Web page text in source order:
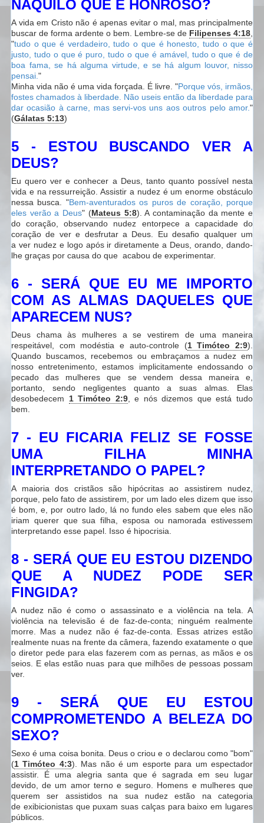
NAQUILO QUE É HONROSO?
A vida em Cristo não é apenas evitar o mal, mas principalmente
buscar de forma ardente o bem. Lembre-se de Filipenses 4:18
"tudo o que é verdadeiro, tudo o que é honesto, tudo o que é
justo, tudo o que é puro, tudo o que é amável, tudo o que é de
boa fama, se há alguma virtude, e se há algum louvor, nisso
pensai. "
Minha vida não é uma vida forçada. É livre. "Porque vós, irmãos,
fostes chamados à liberdade. Não useis então da liberdade para
dar ocasião à carne, mas servi-vos uns aos outros pelo amor."
(Gálatas 5:13)
5 - ESTOU BUSCANDO VER A
DEUS?
Eu quero ver e conhecer a Deus, tanto quanto possível nesta
vida e na ressurreição. Assistir a nudez é um enorme obstáculo
nessa busca. "Bem-aventurados os puros de coração, porque
eles verão a Deus" (Mateus 5:8). A contaminação da mente e
do coração, observando nudez entorpece a capacidade do
coração de ver e desfrutar a Deus. Eu desafio qualquer um
a ver nudez e logo após ir diretamente a Deus, orando, dando-
lhe graças por causa do que acabou de experimentar.
6 - SERÁ QUE EU ME IMPORTO
COM AS ALMAS DAQUELES QUE
APARECEM NUS?
Deus chama às mulheres a se vestirem de uma maneira
respeitável, com modéstia e auto-controle (1 Timóteo 2:9).
Quando buscamos, recebemos ou embraçamos a nudez em
nosso entretenimento, estamos implicitamente endossando o
pecado das mulheres que se vendem dessa maneira e,
portanto, sendo negligentes quanto a suas almas. Elas
desobedecem 1 Timóteo 2:9, e nós dizemos que está tudo
bem.
7 - EU FICARIA FELIZ SE FOSSE
UMA FILHA MINHA
INTERPRETANDO O PAPEL?
A maioria dos cristãos são hipócritas ao assistirem nudez,
porque, pelo fato de assistirem, por um lado eles dizem que isso
é bom, e, por outro lado, lá no fundo eles sabem que eles não
iriam querer que sua filha, esposa ou namorada estivessem
interpretando esse papel. Isso é hipocrisia.
8 - SERÁ QUE EU ESTOU DIZENDO
QUE A NUDEZ PODE SER
FINGIDA?
A nudez não é como o assassinato e a violência na tela. A
violência na televisão é de faz-de-conta; ninguém realmente
morre. Mas a nudez não é faz-de-conta. Essas atrizes estão
realmente nuas na frente da câmera, fazendo exatamente o que
o diretor pede para elas fazerem com as pernas, as mãos e os
seios. E elas estão nuas para que milhões de pessoas possam
ver.
9 - SERÁ QUE EU ESTOU
COMPROMETENDO A BELEZA DO
SEXO?
Sexo é uma coisa bonita. Deus o criou e o declarou como "bom"
(1 Timóteo 4:3). Mas não é um esporte para um espectador
assistir. É uma alegria santa que é sagrada em seu lugar
devido, de um amor terno e seguro. Homens e mulheres que
querem ser assistidos na sua nudez estão na categoria
de exibicionistas que puxam suas calças para baixo em lugares
públicos.